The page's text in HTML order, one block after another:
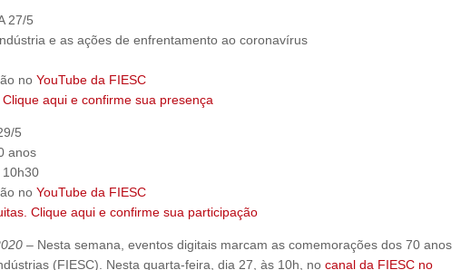
27/5
e as ações de enfrentamento ao coronavírus
no YouTube da FIESC
aqui e confirme sua presença
5
anos
10h30
no YouTube da FIESC
Clique aqui e confirme sua participação
– Nesta semana, eventos digitais marcam as comemorações dos 70 anos
(FIESC). Nesta quarta-feira, dia 27, às 10h, no canal da FIESC no